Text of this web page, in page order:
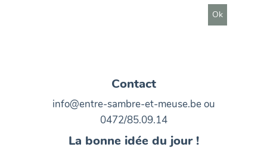
Contact
info@entre-sambre-et-meuse.be ou
0472/85.09.14
La bonne idée du jour !